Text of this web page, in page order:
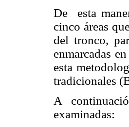
De
esta
cinco áreas
del tronco,
enmarcadas
esta
tradicionales
A
examinadas: